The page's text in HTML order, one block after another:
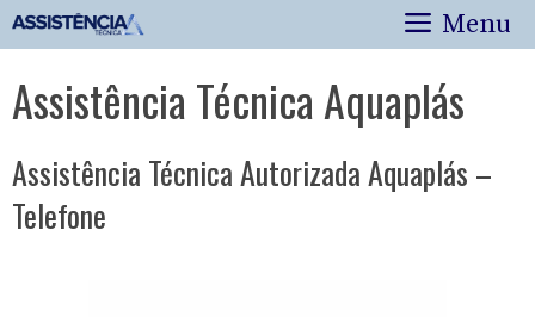
Pular
para
conteúdo
Menu
Assistência Técnica Aquaplás
Assistência Técnica Autorizada Aquaplás –
Telefone